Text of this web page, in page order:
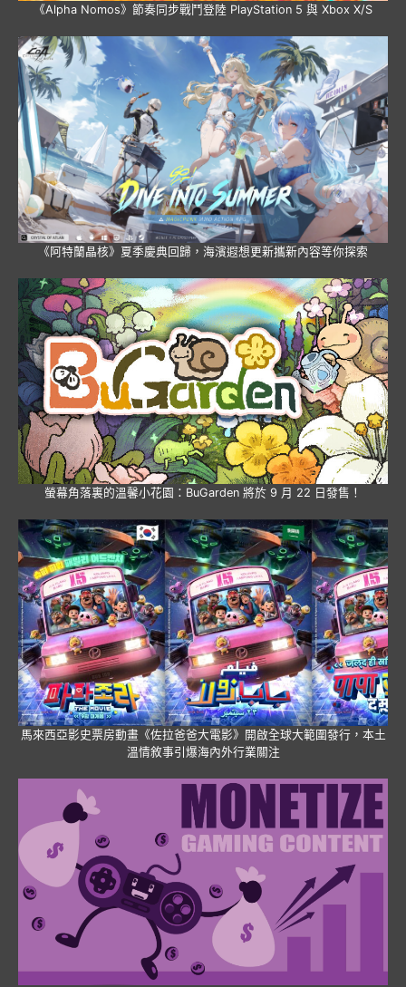
《Alpha Nomos》節奏同步戰鬥登陸 PlayStation 5 與 Xbox X/S
《阿特蘭晶核》夏季慶典回歸，海濱遐想更新攜新內容等你探索
螢幕角落裏的溫馨小花園：BuGarden 將於 9 月 22 日發售！
馬來西亞影史票房動畫《佐拉爸爸大電影》開啟全球大範圍發行，本土
溫情敘事引爆海內外行業關注